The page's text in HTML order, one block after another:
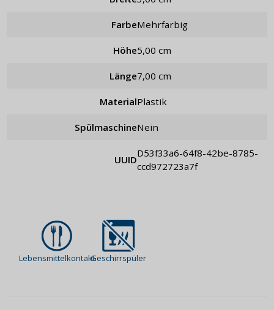
Farbe mehrfarbig
Höhe 5,00 cm
Länge 7,00 cm
Material Plastik
Spülmaschine Nein
UUID
d53f33a6-64f8-42be-8785-
ccd972723a7f
LebensmittelkontaktGeschirrspüler